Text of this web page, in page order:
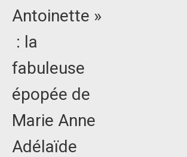
Antoinette »
: la
fabuleuse
épopée de
Marie Anne
Adélaïde